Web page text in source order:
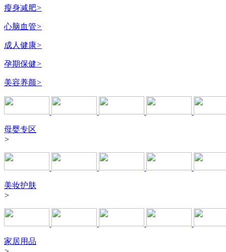
瘦身减肥>
心脑血管>
成人健康>
孕期保健>
美容养颜>
母婴专区
>
美妆护肤
>
家居用品